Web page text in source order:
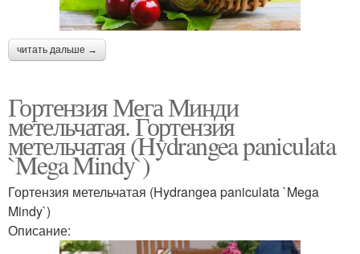
читать дальше →
Гортензия Мега Минди
метельчатая. Гортензия
метельчатая (Hydrangea paniculata
`Mega Mindy`)
Гортензия метельчатая (Hydrangea paniculata `Mega
Mindy`)
Описание: